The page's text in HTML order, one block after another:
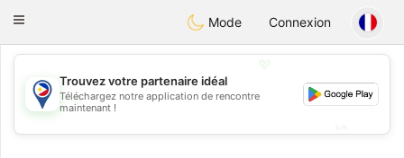
PhilippinesChat
Toggle
Mode Connexion
💖
💕
Trouvez votre partenaire idéal
Téléchargez notre application de rencontre
maintenant !